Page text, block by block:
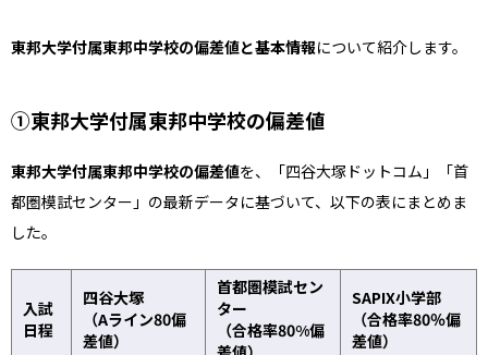
東邦大学付属東邦中学校の偏差値と基本情報について紹介します。
①東邦大学付属東邦中学校の偏差値
東邦大学付属東邦中学校の偏差値を、「四谷大塚ドットコム」「首
都圏模試センター」の最新データに基づいて、以下の表にまとめま
した。
入試
日程
四谷大塚
（Aライン80偏
差値）
首都圏模試セン
ター
（合格率80%偏
SAPIX小学部
（合格率80％偏
差値）